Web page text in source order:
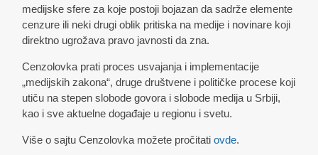
medijske sfere za koje postoji bojazan da sadrže elemente
cenzure ili neki drugi oblik pritiska na medije i novinare koji
direktno ugrožava pravo javnosti da zna.
Cenzolovka prati proces usvajanja i implementacije
„medijskih zakona“, druge društvene i političke procese koji
utiču na stepen slobode govora i slobode medija u Srbiji,
kao i sve aktuelne događaje u regionu i svetu.
Više o sajtu Cenzolovka možete pročitatiovde.